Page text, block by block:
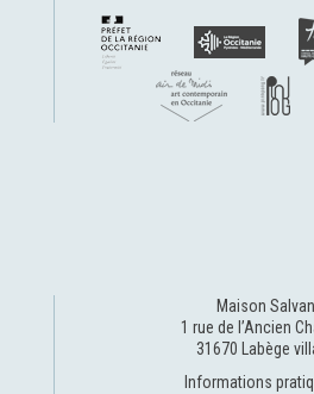
Maison Salvan
1 rue de l’Ancien
31670 Labège
Informations